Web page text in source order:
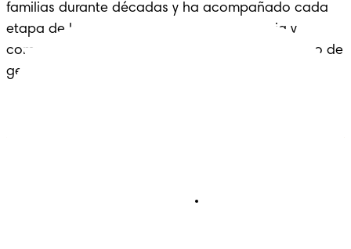
familias durante décadas y ha acompañado cada
etapa de la crianza con cariño, experiencia y
comodidad: un legado que se extiende a lo largo de
generaciones.